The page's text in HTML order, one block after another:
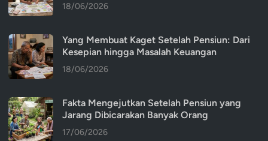
18/06/2026
Yang Membuat Kaget Setelah Pensiun: Dari
Kesepian hingga Masalah Keuangan
18/06/2026
Fakta Mengejutkan Setelah Pensiun yang
Jarang Dibicarakan Banyak Orang
17/06/2026